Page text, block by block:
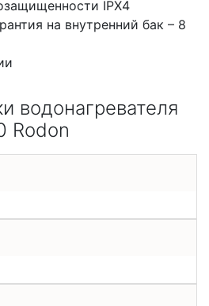
IPX4
на внутренний бак – 8
водонагревателя
Rodon